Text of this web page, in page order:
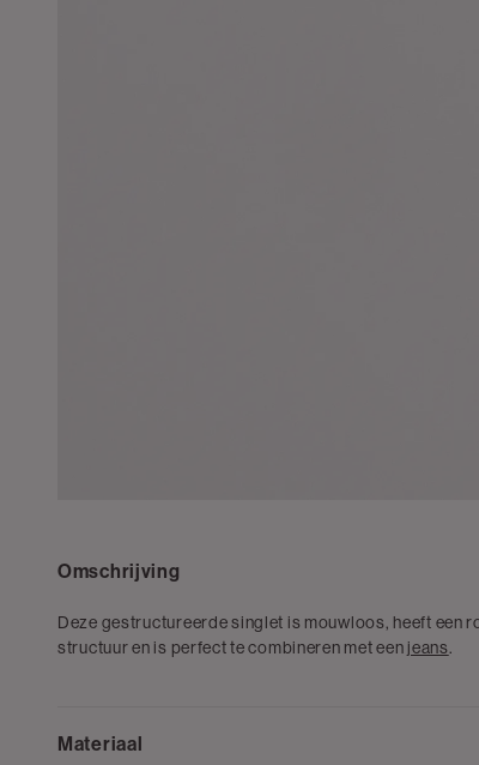
Omschrijving
Deze gestructureerde singlet is mouwloos, heeft een
structuur en is perfect te combineren met een jeans.
Materiaal